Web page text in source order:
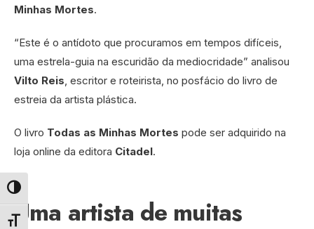
Alternar alto contraste
Minhas Mortes.
“Este é o antídoto que procuramos em tempos difíceis,
uma estrela-guia na escuridão da mediocridade” analisou
Vilto Reis , escritor e roteirista, no posfácio do livro de
estreia da artista plástica.
O livro Todas as Minhas Mortes pode ser adquirido na
loja online da editora Citadel.
Uma artista de muitas